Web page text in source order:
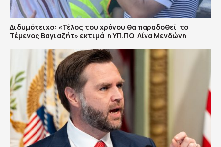
Διδυμότειχο: «Τέλος του χρόνου θα παραδοθεί το
Τέμενος Βαγιαζήτ» εκτιμά η ΥΠ.ΠΟ Λίνα Μενδώνη